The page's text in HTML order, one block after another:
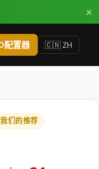
×
配置器 🇨🇳 ZH
们的推荐